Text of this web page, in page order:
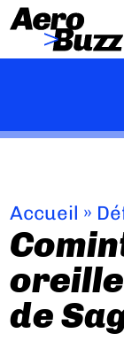
Accueil »
de